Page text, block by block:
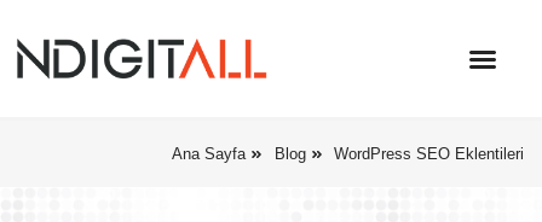
Ana Sayfa Blog WordPress SEO Eklentileri